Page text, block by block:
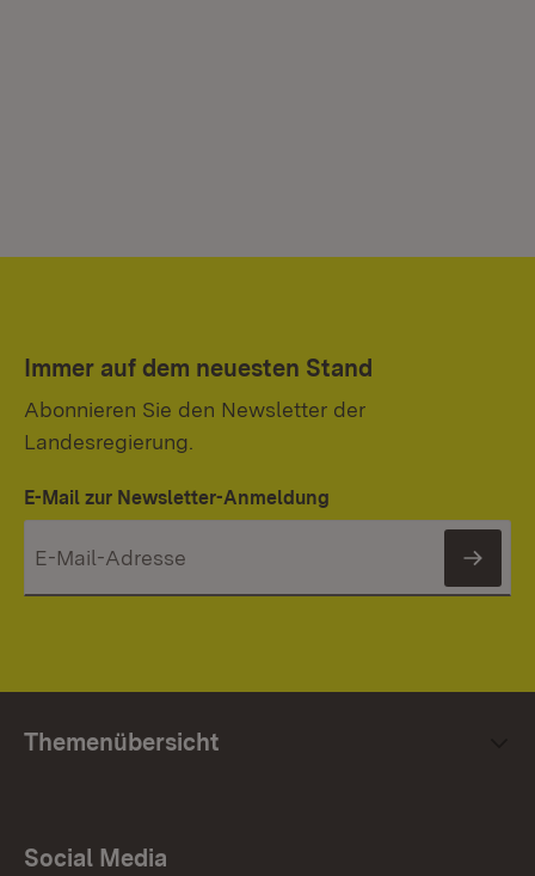
Immer auf dem neuesten Stand
Abonnieren Sie den Newsletter der
Landesregierung.
E-Mail zur Newsletter-Anmeldung
Themenübersicht
Social Media